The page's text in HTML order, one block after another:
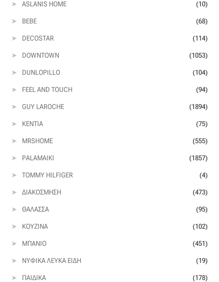
Οργάντζα με κέντημα
Οργάντζα με ταφτά
Οργάντζα με φλοκ
Οργάντζα μεταξωτή
Οργάντζα ντεβορέ
Οργάντζα τσαλακωτή
Σενίλ
Ταφτάς (ταυτάς)
Ταφτάς μεταξωτός
Τζιν
ASLANIS HOME (10)
BEBE (68)
DECOSTAR (114)
DOWNTOWN (1053)
DUNLOPILLO (104)
FEEL AND TOUCH (94)
GUY LAROCHE (1894)
KENTIA (75)
MRSHOME (555)
PALAMAIKI (1857)
TOMMY HILFIGER (4)
ΔΙΑΚΌΣΜΗΣΗ (473)
ΘΆΛΑΣΣΑ (95)
ΚΟΥΖΊΝΑ (102)
ΜΠΆΝΙΟ (451)
ΝΥΦΙΚΆ ΛΕΥΚΆ ΕΊΔΗ (19)
ΠΑΙΔΙΚΆ (178)